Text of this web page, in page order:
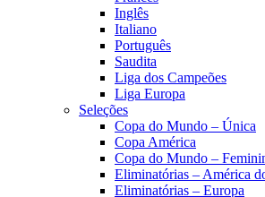
Inglês
Italiano
Português
Saudita
Liga dos Campeões
Liga Europa
Seleções
Copa do Mundo – Única
Copa América
Copa do Mundo –
Eliminatórias – América
Eliminatórias – Europa